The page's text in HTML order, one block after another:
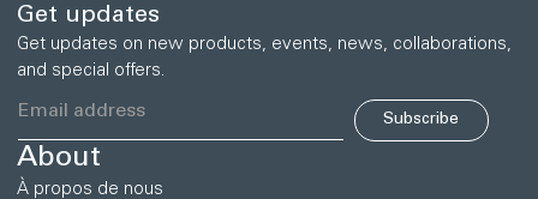
Get updates
Get updates on new products, events, news, collaborations,
and special offers.
Subscribe
About
À propos de nous